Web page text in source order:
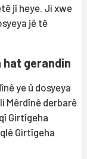
jî heye. Ji xwe
jê tê
hat gerandin
ye û dosyeya
Mêrdînê derbarê
Girtîgeha
Girtîgeha